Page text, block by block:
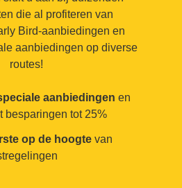
die al profiteren van
Bird-aanbiedingen en
aanbiedingen op diverse
routes!
aanbiedingen en
besparingen tot 25%
op de hoogte van